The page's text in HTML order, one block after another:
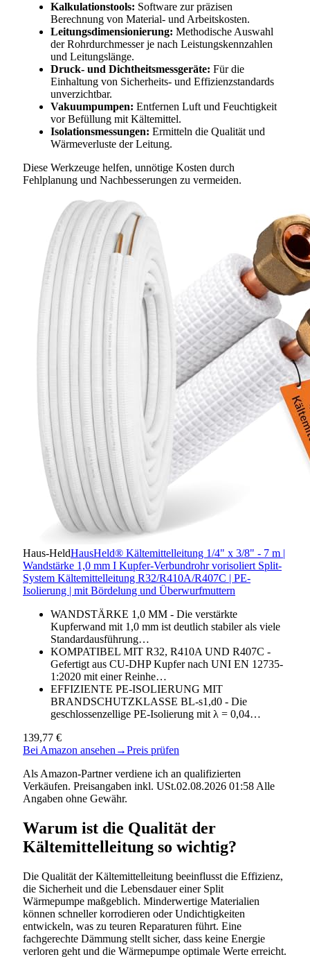
Kalkulationstools: Software zur präzisen
Berechnung von Material- und Arbeitskosten.
Leitungsdimensionierung: Methodische Auswahl
der Rohrdurchmesser je nach Leistungskennzahlen
und Leitungslänge.
Druck- und Dichtheitsmessgeräte: Für die
Einhaltung von Sicherheits- und Effizienzstandards
unverzichtbar.
Vakuumpumpen: Entfernen Luft und Feuchtigkeit
vor Befüllung mit Kältemittel.
Isolationsmessungen: Ermitteln die Qualität und
Wärmeverluste der Leitung.
Diese Werkzeuge helfen, unnötige Kosten durch
Fehlplanung und Nachbesserungen zu vermeiden.
Haus-HeldHausHeld® Kältemittelleitung 1/4" x 3/8" - 7 m |
Wandstärke 1,0 mm I Kupfer-Verbundrohr vorisoliert Split-
System Kältemittelleitung R32/R410A/R407C | PE-
Isolierung | mit Bördelung und Überwurfmuttern
WANDSTÄRKE 1,0 MM - Die verstärkte
Kupferwand mit 1,0 mm ist deutlich stabiler als viele
Standardausführung…
KOMPATIBEL MIT R32, R410A UND R407C -
Gefertigt aus CU-DHP Kupfer nach UNI EN 12735-
1:2020 mit einer Reinhe…
EFFIZIENTE PE-ISOLIERUNG MIT
BRANDSCHUTZKLASSE BL-s1,d0 - Die
geschlossenzellige PE-Isolierung mit λ = 0,04…
139,77 €
Bei Amazon ansehen →Preis prüfen
Als Amazon-Partner verdiene ich an qualifizierten
Verkäufen. Preisangaben inkl. USt.02.08.2026 01:58 Alle
Angaben ohne Gewähr.
Warum ist die Qualität der
Kältemittelleitung so wichtig?
Die Qualität der Kältemittelleitung beeinflusst die Effizienz,
die Sicherheit und die Lebensdauer einer Split
Wärmepumpe maßgeblich. Minderwertige Materialien
können schneller korrodieren oder Undichtigkeiten
entwickeln, was zu teuren Reparaturen führt. Eine
fachgerechte Dämmung stellt sicher, dass keine Energie
verloren geht und die Wärmepumpe optimale Werte erreicht.